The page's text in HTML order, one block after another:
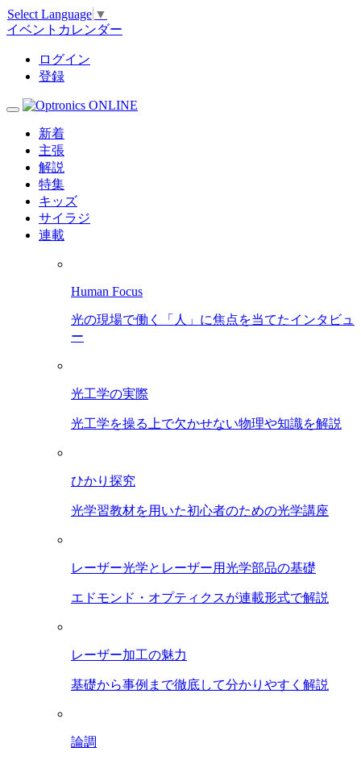
Select Language ▼
イベントカレンダー
ログイン
登録
新着
主張
解説
特集
キッズ
サイラジ
連載
Human Focus
光の現場で働く「人」に焦点を当てたインタビュ
ー
光工学の実際
光工学を操る上で欠かせない物理や知識を解説
ひかり探究
光学習教材を用いた初心者のための光学講座
レーザー光学とレーザー用光学部品の基礎
エドモンド・オプティクスが連載形式で解説
レーザー加工の魅力
基礎から事例まで徹底して分かりやすく解説
論調